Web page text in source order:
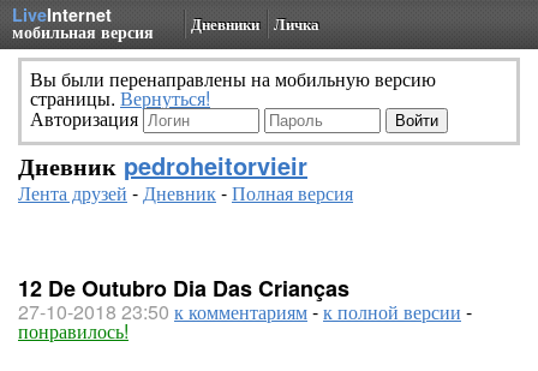
LiveInternet
мобильная версия Дневники Личка
Вы были перенаправлены на мобильную версию
страницы. Вернуться!
Авторизация
Дневник pedroheitorvieir
Лента друзей -Дневник-Полная версия
12 De Outubro Dia Das Crianças
27-10-2018 23:50 к комментариям-к полной версии -
понравилось!